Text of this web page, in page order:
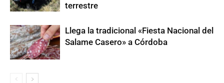
terrestre
Llega la tradicional «Fiesta Nacional del
Salame Casero» a Córdoba